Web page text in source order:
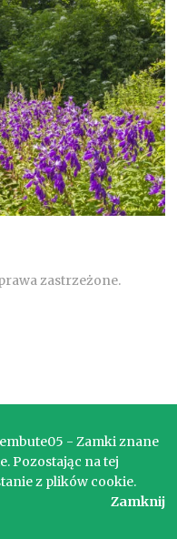
zastrzeżone.
- Zamki znane
Pozostając na tej
z plików cookie.
Zamknij